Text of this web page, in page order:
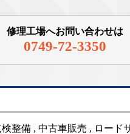
修理工場へお問い合わせは
0749-72-3350
整備 , 中古車販売 , ロー